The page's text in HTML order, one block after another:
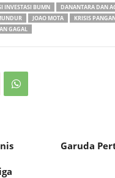
INVESTASI BUMN
DANANTARA DAN
JOAO MOTA
KRISIS
GAGAL
Garuda